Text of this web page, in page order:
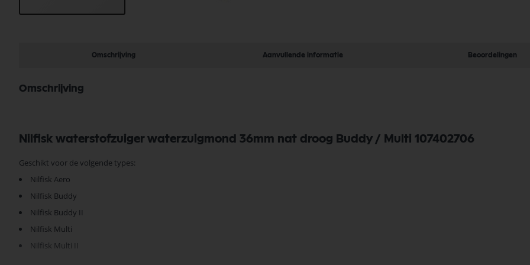
afbeeldingen-
gallerij
Omschrijving Aanvullende informatie Beoordelingen
Omschrijving
Nilfisk waterstofzuiger waterzuigmond 36mm nat droog Buddy / Multi 107402706
Geschikt voor de volgende types:
Nilfisk Aero
Nilfisk Buddy
Nilfisk Buddy II
Nilfisk Multi
Nilfisk Multi II